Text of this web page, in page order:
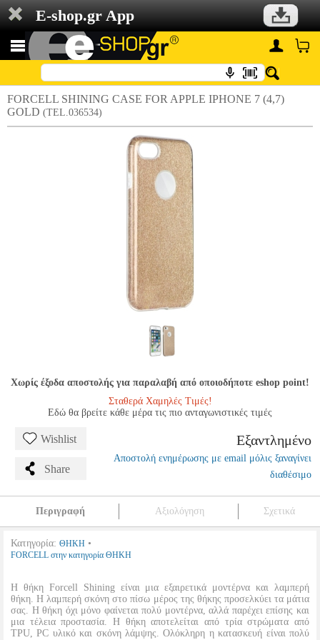
E-shop.gr App
FORCELL SHINING CASE FOR APPLE IPHONE 7 (4,7)
GOLD (TEL.036534)
Χωρίς έξοδα αποστολής για παραλαβή από οποιοδήποτε eshop point!
Σταθερά Χαμηλές Τιμές!
Εδώ θα βρείτε κάθε μέρα τις πιο ανταγωνιστικές τιμές
Wishlist
Share
Εξαντλημένο
Αποστολή ενημέρωσης με email μόλις ξαναγίνει
διαθέσιμο
Περιγραφή Αξιολόγηση Σχετικά
Κατηγορία: ΘΗΚΗ •
FORCELL στην κατηγορία ΘΗΚΗ
Η θήκη Forcell Shining είναι μια εξαιρετικά μοντέρνα και λαμπερή
θήκη. Η λαμπερή σκόνη στο πίσω μέρος της θήκης προσελκύει τα μάτια
σας. Η θήκη όχι μόνο φαίνεται πολύ μοντέρνα, αλλά παρέχει επίσης και
μια τέλεια προστασία. Η θήκη αποτελείται από τρία στρώματα από
TPU, PC υλικό και σκόνη λάμψης. Ολόκληρη η κατασκευή είναι πολύ